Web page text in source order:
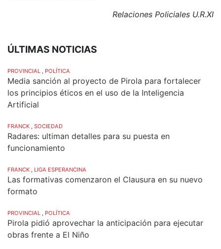
Relaciones Policiales U.R.XI
ÚLTIMAS NOTICIAS
PROVINCIAL , POLÍTICA
Media sanción al proyecto de Pirola para fortalecer
los principios éticos en el uso de la Inteligencia
Artificial
FRANCK , SOCIEDAD
Radares: ultiman detalles para su puesta en
funcionamiento
FRANCK , LIGA ESPERANCINA
Las formativas comenzaron el Clausura en su nuevo
formato
PROVINCIAL , POLÍTICA
Pirola pidió aprovechar la anticipación para ejecutar
obras frente a El Niño